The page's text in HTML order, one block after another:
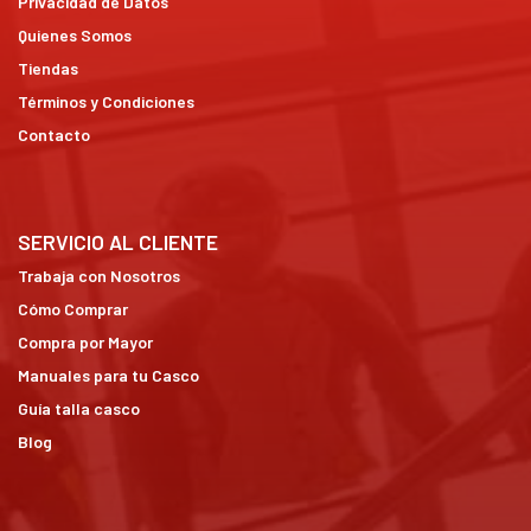
Quienes Somos
Tiendas
Términos y Condiciones
Contacto
SERVICIO AL CLIENTE
Trabaja con Nosotros
Cómo Comprar
Compra por Mayor
Manuales para tu Casco
Guía talla casco
Blog